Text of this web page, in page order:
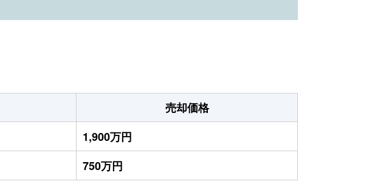
売却価格
1,900万円
750万円